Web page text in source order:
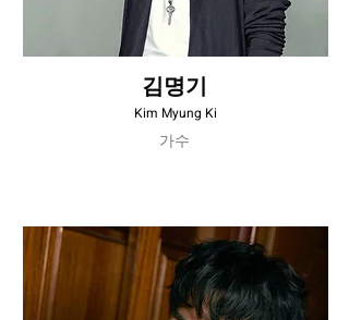
김명기
Kim Myung Ki
가수